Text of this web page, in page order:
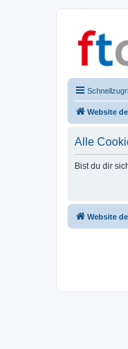
Website
Alle
Bist du dir
Website